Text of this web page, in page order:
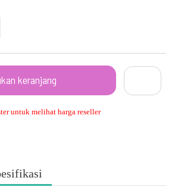
keranjang
untuk melihat harga reseller